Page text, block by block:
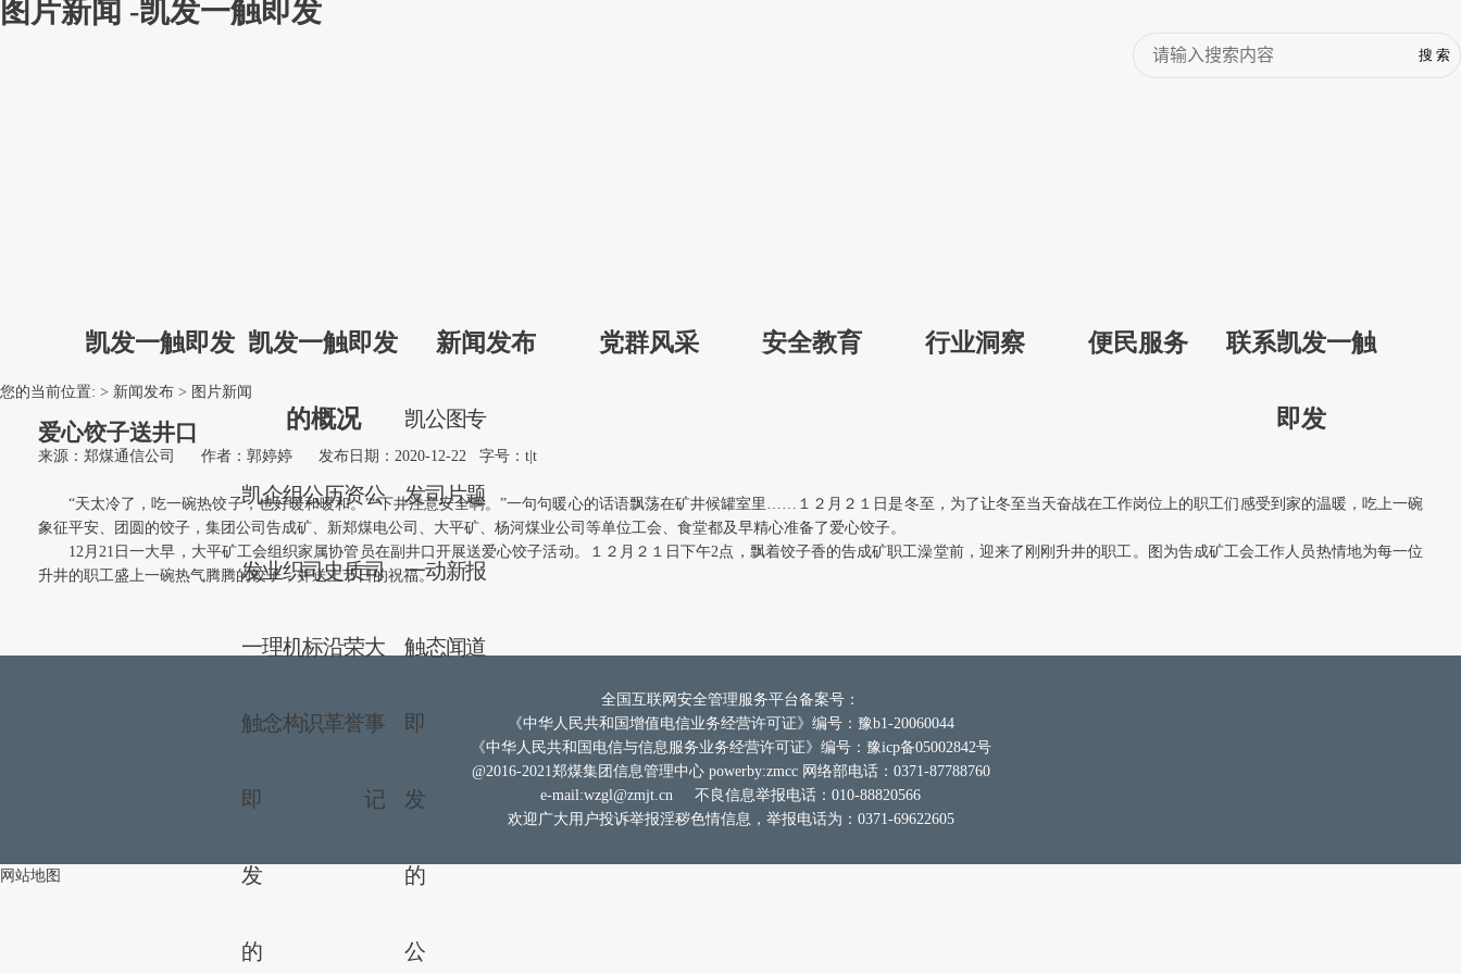
图片新闻 -凯发一触即发
凯发一触即发 凯发一触即发
的概况
凯
发
一
触
即
发
的
企
业
理
念
组
织
机
构
公
司
标
识
历
史
沿
革
资
质
荣
誉
公
司
大
事
记
新闻发布
凯
发
一
触
即
发
的
公
公
司
动
态
图
片
新
闻
专
题
报
道
党群风采 安全教育 行业洞察 便民服务 联系凯发一触
即发
您的当前位置: > 新闻发布 > 图片新闻
爱心饺子送井口
来源：郑煤通信公司 作者：郭婷婷 发布日期：2020-12-22 字号： t t
“天太冷了，吃一碗热饺子，也好暖和暖和。”“下井注意安全啊。”一句句暖心的话语飘荡在矿井候罐室里……１２月２１日是冬至，为了让冬至当天奋战在工作岗位上的职工们感受到家的温暖，吃上一碗
象征平安、团圆的饺子，集团公司告成矿、新郑煤电公司、大平矿、杨河煤业公司等单位工会、食堂都及早精心准备了爱心饺子。
12月21日一大早，大平矿工会组织家属协管员在副井口开展送爱心饺子活动。１２月２１日下午2点，飘着饺子香的告成矿职工澡堂前，迎来了刚刚升井的职工。图为告成矿工会工作人员热情地为每一位
升井的职工盛上一碗热气腾腾的饺子，并送上节日的祝福。
全国互联网安全管理服务平台备案号：
《中华人民共和国增值电信业务经营许可证》编号：豫b1-20060044
《中华人民共和国电信与信息服务业务经营许可证》编号：豫icp备05002842号
@2016-2021郑煤集团信息管理中心 powerby:zmcc 网络部电话：0371-87788760
e-mail:wzgl@zmjt.cn 不良信息举报电话：010-88820566
欢迎广大用户投诉举报淫秽色情信息，举报电话为：0371-69622605
网站地图